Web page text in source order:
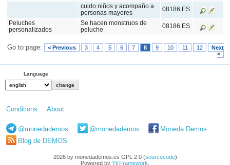
cuido niños y acompaño a
personas mayores
08186 ES
Peluches
personalizados
Se hacen monstruos de
peluche
08186 ES
Go to page: < Previous 3 4 5 6 7 8 9 10 11 12
Next
>
Language
Conditions About
@monedademos @monedademos
Moneda Demos
Blog de DEMOS
2026 by monedademos.es GPL 2.0 (sourcecode)
Powered by Yii Framework